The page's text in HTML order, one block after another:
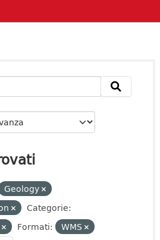
Geology
Categorie:
Formati:
WMS